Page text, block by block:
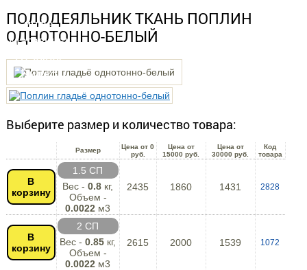
ПОДОДЕЯЛЬНИК ТКАНЬ ПОПЛИН
ОДНОТОННО-БЕЛЫЙ
Выберите размер и количество товара:
Размер
Цена от 0
руб.
Цена от
15000 руб.
Цена от
30000 руб.
Код
товара
В
корзину
1.5 СП
Вес -0.8 кг,
Объем -
0.0022 м3
2435 1860 1431 2828
В
корзину
2 СП
Вес -0.85 кг,
Объем -
0.0022 м3
2615 2000 1539 1072
инфа
Магазины
Отзывы
Видео